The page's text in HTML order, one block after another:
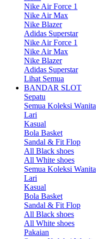
Nike Air Force 1
Nike Air Max
Nike Blazer
Adidas Superstar
Nike Air Force 1
Nike Air Max
Nike Blazer
Adidas Superstar
Lihat Semua
BANDAR SLOT
Sepatu
Semua Koleksi Wanita
Lari
Kasual
Bola Basket
Sandal & Fit Flop
All Black shoes
All White shoes
Semua Koleksi Wanita
Lari
Kasual
Bola Basket
Sandal & Fit Flop
All Black shoes
All White shoes
Pakaian